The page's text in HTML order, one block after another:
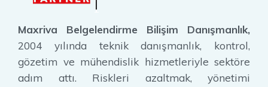
Maxriva Belgelendirme Bilişim Danışmanlık,
2004 yılında teknik danışmanlık, kontrol,
gözetim ve mühendislik hizmetleriyle sektöre
adım attı. Riskleri azaltmak, yönetimi